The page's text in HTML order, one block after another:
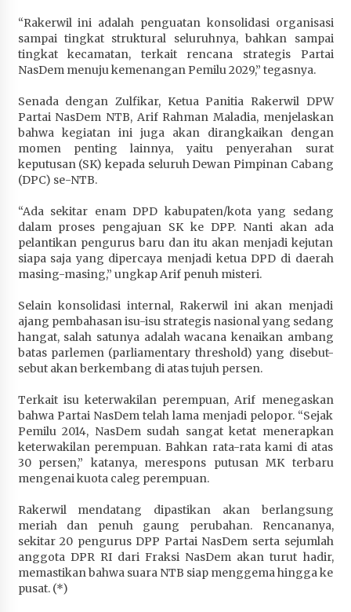
“Rakerwil ini adalah penguatan konsolidasi organisasi
sampai tingkat struktural seluruhnya, bahkan sampai
tingkat kecamatan, terkait rencana strategis Partai
NasDem menuju kemenangan Pemilu 2029,” tegasnya.
Senada dengan Zulfikar, Ketua Panitia Rakerwil DPW
Partai NasDem NTB, Arif Rahman Maladia, menjelaskan
bahwa kegiatan ini juga akan dirangkaikan dengan
momen penting lainnya, yaitu penyerahan surat
keputusan (SK) kepada seluruh Dewan Pimpinan Cabang
(DPC) se-NTB.
“Ada sekitar enam DPD kabupaten/kota yang sedang
dalam proses pengajuan SK ke DPP. Nanti akan ada
pelantikan pengurus baru dan itu akan menjadi kejutan
siapa saja yang dipercaya menjadi ketua DPD di daerah
masing-masing,” ungkap Arif penuh misteri.
Selain konsolidasi internal, Rakerwil ini akan menjadi
ajang pembahasan isu-isu strategis nasional yang sedang
hangat, salah satunya adalah wacana kenaikan ambang
batas parlemen (parliamentary threshold) yang disebut-
sebut akan berkembang di atas tujuh persen.
Terkait isu keterwakilan perempuan, Arif menegaskan
bahwa Partai NasDem telah lama menjadi pelopor. “Sejak
Pemilu 2014, NasDem sudah sangat ketat menerapkan
keterwakilan perempuan. Bahkan rata-rata kami di atas
30 persen,” katanya, merespons putusan MK terbaru
mengenai kuota caleg perempuan.
Rakerwil mendatang dipastikan akan berlangsung
meriah dan penuh gaung perubahan. Rencananya,
sekitar 20 pengurus DPP Partai NasDem serta sejumlah
anggota DPR RI dari Fraksi NasDem akan turut hadir,
memastikan bahwa suara NTB siap menggema hingga ke
pusat. (*)